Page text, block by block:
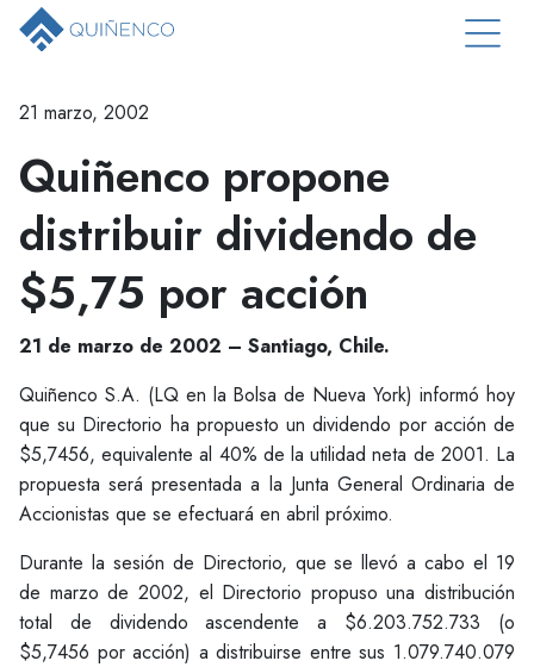
21 marzo, 2002
Quiñenco propone
distribuir dividendo de
$5,75 por acción
21 de marzo de 2002 – Santiago, Chile.
Quiñenco S.A. (LQ en la Bolsa de Nueva York) informó hoy
que su Directorio ha propuesto un dividendo por acción de
$5,7456, equivalente al 40% de la utilidad neta de 2001. La
propuesta será presentada a la Junta General Ordinaria de
Accionistas que se efectuará en abril próximo.
Durante la sesión de Directorio, que se llevó a cabo el 19
de marzo de 2002, el Directorio propuso una distribución
total de dividendo ascendente a $6.203.752.733 (o
$5,7456 por acción) a distribuirse entre sus 1.079.740.079